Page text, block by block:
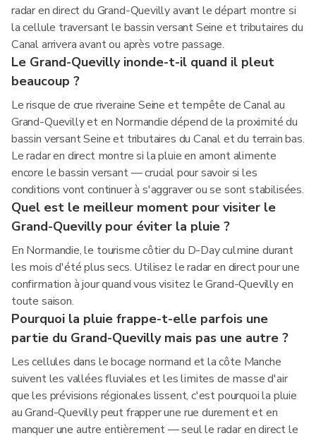
radar en direct du Grand-Quevilly avant le départ montre si
la cellule traversant le bassin versant Seine et tributaires du
Canal arrivera avant ou après votre passage.
Le Grand-Quevilly inonde-t-il quand il pleut
beaucoup ?
Le risque de crue riveraine Seine et tempête de Canal au
Grand-Quevilly et en Normandie dépend de la proximité du
bassin versant Seine et tributaires du Canal et du terrain bas.
Le radar en direct montre si la pluie en amont alimente
encore le bassin versant — crucial pour savoir si les
conditions vont continuer à s'aggraver ou se sont stabilisées.
Quel est le meilleur moment pour visiter le
Grand-Quevilly pour éviter la pluie ?
En Normandie, le tourisme côtier du D-Day culmine durant
les mois d'été plus secs. Utilisez le radar en direct pour une
confirmation à jour quand vous visitez le Grand-Quevilly en
toute saison.
Pourquoi la pluie frappe-t-elle parfois une
partie du Grand-Quevilly mais pas une autre ?
Les cellules dans le bocage normand et la côte Manche
suivent les vallées fluviales et les limites de masse d'air
que les prévisions régionales lissent, c'est pourquoi la pluie
au Grand-Quevilly peut frapper une rue durement et en
manquer une autre entièrement — seul le radar en direct le